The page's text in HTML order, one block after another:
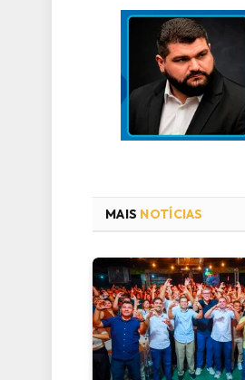
MAIS NOTÍCIAS